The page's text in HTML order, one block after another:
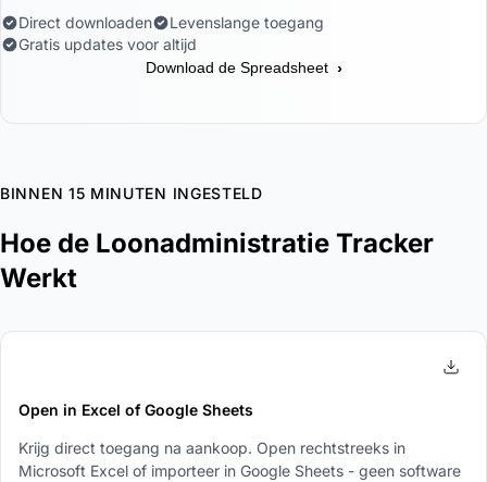
Direct downloaden
Levenslange toegang
Gratis updates voor altijd
Download de Spreadsheet ›
BINNEN 15 MINUTEN INGESTELD
Hoe de Loonadministratie Tracker
Werkt
Open in Excel of Google Sheets
Krijg direct toegang na aankoop. Open rechtstreeks in
Microsoft Excel of importeer in Google Sheets - geen software